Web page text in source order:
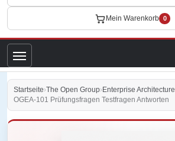
Mein Warenkorb 0
Startseite›The Open Group›Enterprise Architecture
OGEA-101 Prüfungsfragen Testfragen Antworten